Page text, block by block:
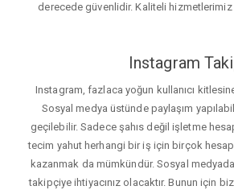
derecede güvenlidir. Kaliteli
Instagram
Instagram, fazlaca yoğun kullanıcı
Sosyal medya üstünde paylaşım
geçilebilir. Sadece şahıs değil işletme
tecim yahut herhangi bir iş için birçok
kazanmak da mümkündür. Sosyal
takipçiye ihtiyacınız olacaktır. Bunun için